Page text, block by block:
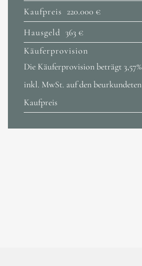
Kaufpreis 220.000 €
Hausgeld 363 €
Käuferprovision
Die Käuferprovision beträgt 3,57%
inkl. MwSt. auf den beurkundeten
Kaufpreis